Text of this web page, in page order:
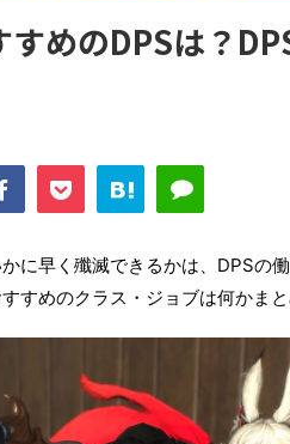
すめのDPSは？
に早く殲滅できるかは、DPSの
すめのクラス・ジョブは何かまと